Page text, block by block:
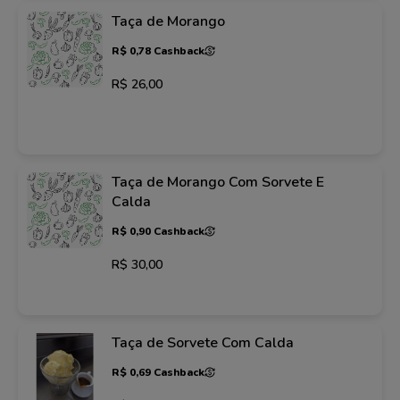
Taça de Morango
R$ 0,78 Cashback
R$ 26,00
Taça de Morango Com Sorvete E
Calda
R$ 0,90 Cashback
R$ 30,00
Taça de Sorvete Com Calda
R$ 0,69 Cashback